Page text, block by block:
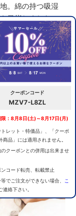
クーポンコード
MZV7-L8ZL
限：8月8日(土)～8月17日(月)
レット・特価品」、「クーポ
商品」には適用されません。
クーポンとの併用は出来ませ
コード転売、転載禁止
でご注文ができない場合、
こ
連絡下さい。
。綿の持つ吸湿
目指しました。